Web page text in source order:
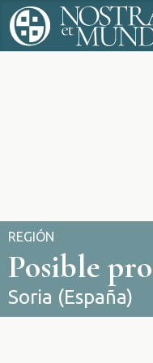
REGIÓN
Posible
Soria (España)